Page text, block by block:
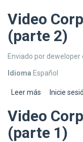
Video
(parte 2)
Enviado por deweloper
Idioma Español
Leer más sobre Video
Inicie
Video
(parte 1)